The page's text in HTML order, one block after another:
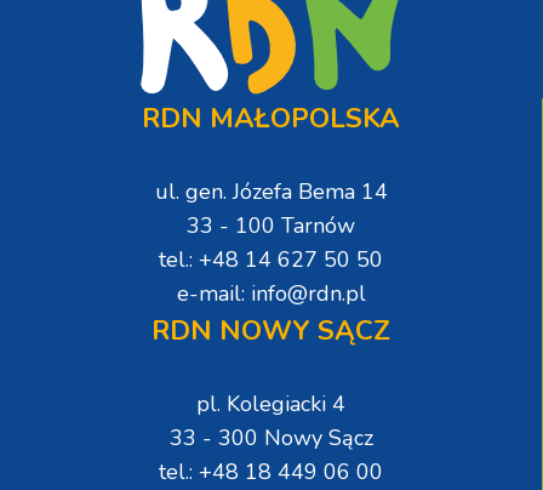
RDN MAŁOPOLSKA
ul. gen. Józefa Bema 14
33 - 100 Tarnów
tel.: +48 14 627 50 50
e-mail: info@rdn.pl
RDN NOWY SĄCZ
pl. Kolegiacki 4
33 - 300 Nowy Sącz
tel.: +48 18 449 06 00